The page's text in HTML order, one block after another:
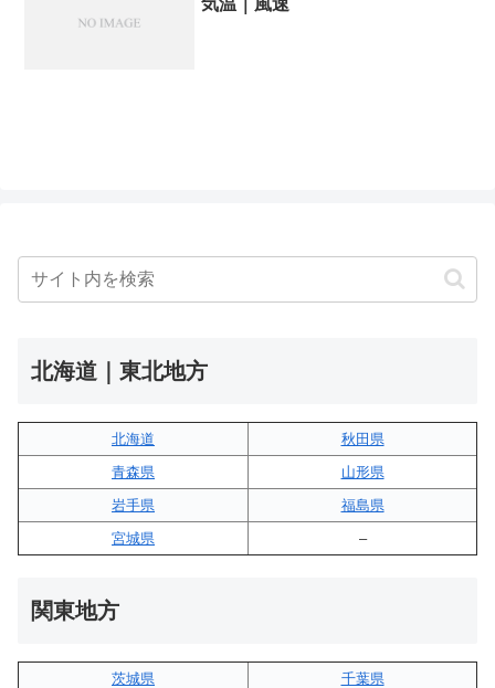
気温｜風速
北海道｜東北地方
北海道
秋田県
青森県
山形県
岩手県
福島県
宮城県
–
関東地方
茨城県
千葉県